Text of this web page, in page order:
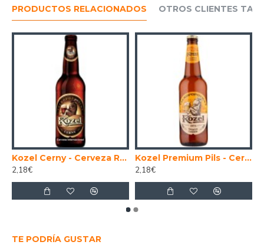
PRODUCTOS RELACIONADOS OTROS CLIENTES
Kozel Cerny - Cerveza Republica Checa Negra 50 cl.
2,18€
Kozel Premium Pils - Cerveza Checa Lager 50 cl.
2,18€
TE PODRÍA GUSTAR